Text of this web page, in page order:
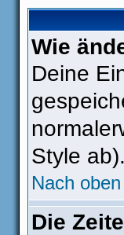
Wie
Deine
Style
Nach oben
Die